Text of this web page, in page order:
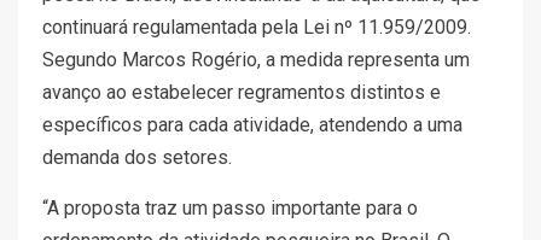
continuará regulamentada pela Lei nº 11.959/2009.
Segundo Marcos Rogério, a medida representa um
avanço ao estabelecer regramentos distintos e
específicos para cada atividade, atendendo a uma
demanda dos setores.
“A proposta traz um passo importante para o